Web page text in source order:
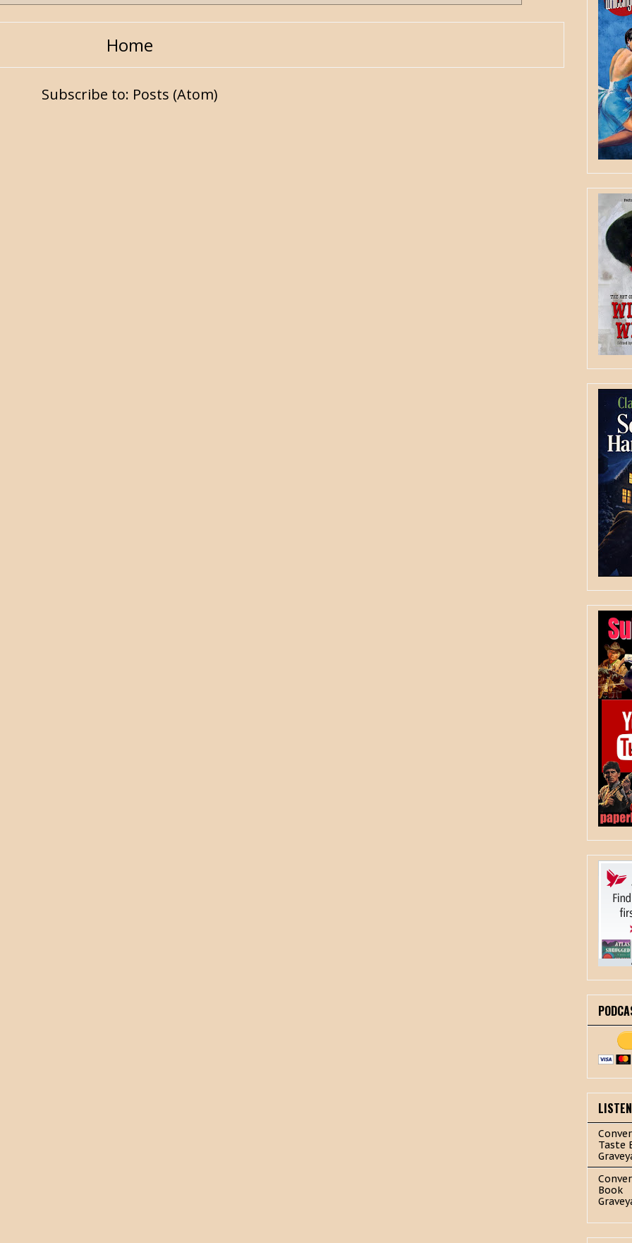
Home
Subscribe to: Posts (Atom)
Taste
Book